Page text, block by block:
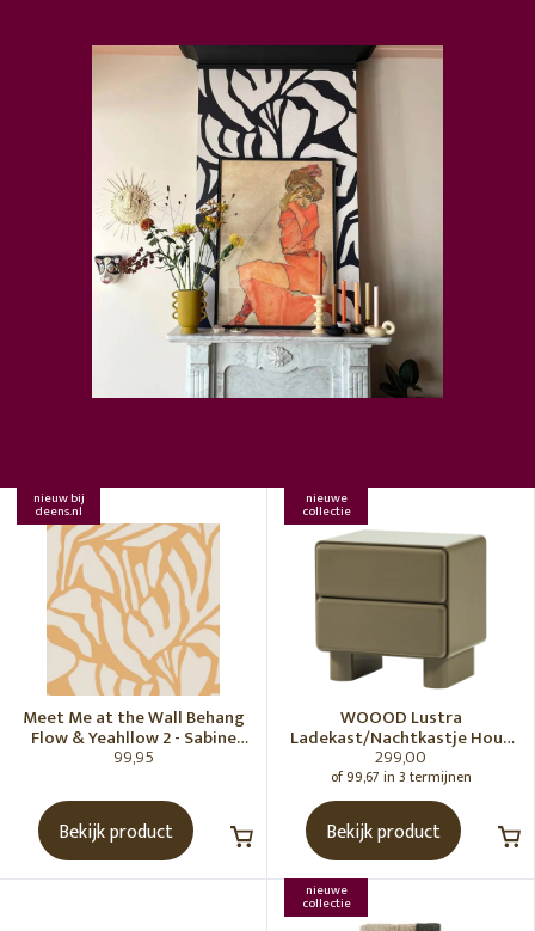
nieuw bij
deens.nl
Meet Me at the Wall Behang
Flow & Yeahllow 2 - Sabine
van Vessem
99,95
Bekijk product
nieuwe
collectie
WOOOD Lustra
Ladekast/Nachtkastje Hout
Hoogglans Groen [Fsc]
299,00
of 99,67 in 3 termijnen
Bekijk product
nieuwe
collectie